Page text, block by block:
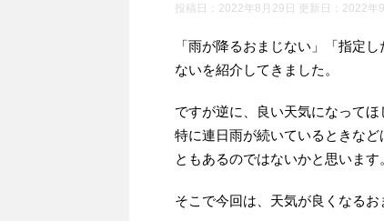
投稿日：2022年8月29日 更新日： 2022年
「雨が降るおまじない」「指定
ないを紹介してきました。
ですが逆に、良い天気になってほ
特に連日雨が続いているときな
ともあるのではないかと思います
そこで今回は、天気が良くなるお